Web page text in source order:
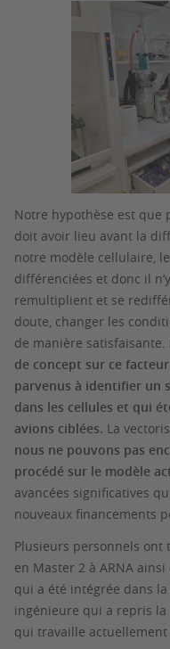
Notre hypothèse est que
doit avoir lieu avant la
notre modèle cellulaire,
différenciées et donc il
remultiplient et se
doute, changer les
de manière satisfaisante.
de concept sur ce
parvenus à identifier un
dans les cellules et qui
avions ciblées. La
nous ne pouvons pas
procédé sur le modèle
avancées significatives
nouveaux financements
Plusieurs personnels
en Master 2 à ARNA ainsi
qui a été intégrée dans
ingénieure qui a repris
qui travaille actuellement